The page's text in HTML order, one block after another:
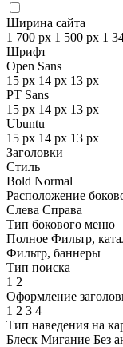
Ширина сайта
1 700 px 1 500 px 1
Шрифт
Open Sans
15 px 14 px 13 px
PT Sans
15 px 14 px 13 px
Ubuntu
15 px 14 px 13 px
Заголовки
Стиль
Bold Normal
Расположение
Слева Справа
Тип бокового меню
Полное Фильтр,
Фильтр, баннеры
Тип поиска
1 2
Оформление
1 2 3 4
Тип наведения на
Блеск Мигание Без